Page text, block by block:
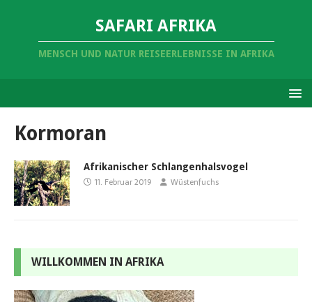
SAFARI AFRIKA
MENSCH UND NATUR REISEERLEBNISSE IN AFRIKA
Kormoran
Afrikanischer Schlangenhalsvogel
11. Februar 2019 Wüstenfuchs
WILLKOMMEN IN AFRIKA